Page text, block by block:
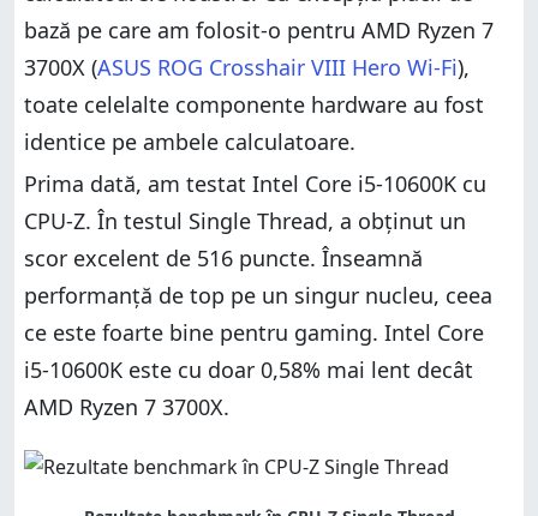
bază pe care am folosit-o pentru AMD Ryzen 7
3700X (ASUS ROG Crosshair VIII Hero Wi-Fi),
toate celelalte componente hardware au fost
identice pe ambele calculatoare.
Prima dată, am testat Intel Core i5-10600K cu
CPU-Z. În testul Single Thread, a obținut un
scor excelent de 516 puncte. Înseamnă
performanță de top pe un singur nucleu, ceea
ce este foarte bine pentru gaming. Intel Core
i5-10600K este cu doar 0,58% mai lent decât
AMD Ryzen 7 3700X.